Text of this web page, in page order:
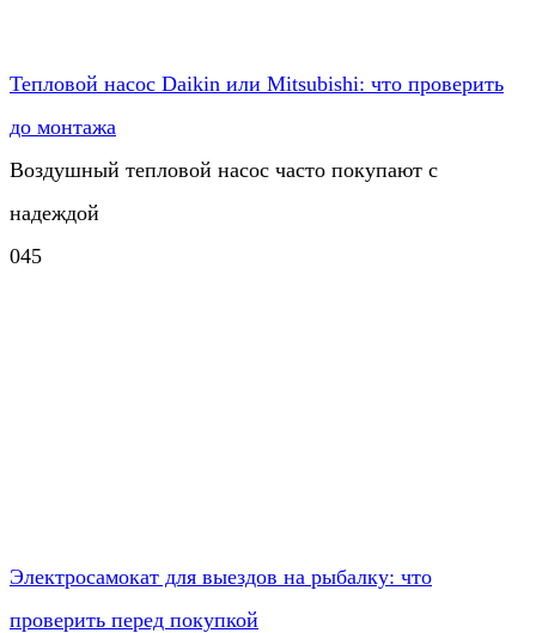
Тепловой насос Daikin или Mitsubishi: что проверить
до монтажа
Воздушный тепловой насос часто покупают с
надеждой
045
Электросамокат для выездов на рыбалку: что
проверить перед покупкой